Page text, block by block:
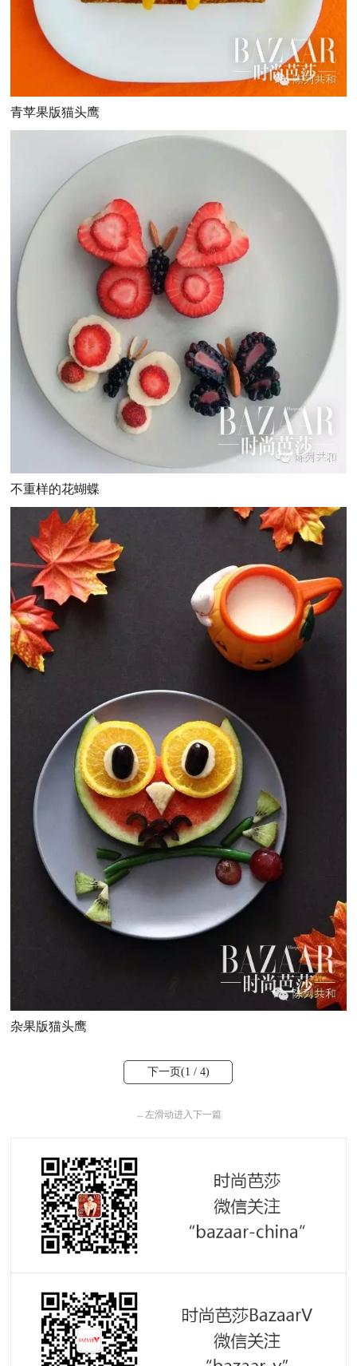
青苹果版猫头鹰
不重样的花蝴蝶
杂果版猫头鹰
下一页(1 / 4)
←左滑动进入下一篇